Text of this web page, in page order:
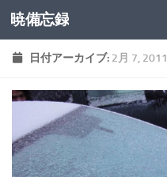
コンテンツへスキップ
暁備忘録
日付アーカイブ: 2月 7, 2011